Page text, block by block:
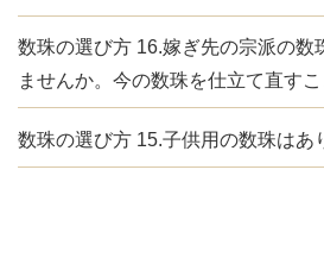
数珠の選び方 16.嫁ぎ先の宗派の数
ませんか。今の数珠を仕立て直すこ
数珠の選び方 15.子供用の数珠はあ